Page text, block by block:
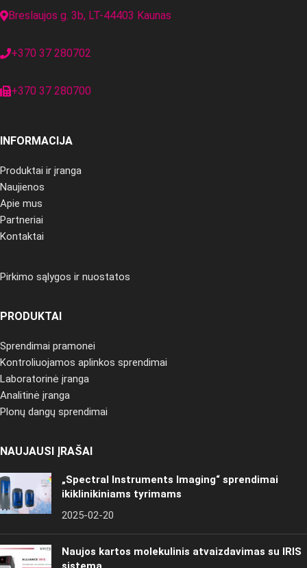
Breslaujos g. 3b, LT-44403 Kaunas
+370 37 280702
+370 37 280700
INFORMACIJA
Produktai ir įranga
Naujienos
Apie mus
Partneriai
Kontaktai
Pirkimo sąlygos ir nuostatos
PRODUKTAI
Sprendimai pramonei
Kontroliuojamos aplinkos sprendimai
Laboratorinė įranga
Analitinė įranga
Plonų dangų sprendimai
NAUJAUSI ĮRAŠAI
„Spectral Instruments Imaging“ sprendimai
ikiklinikiniams tyrimams
2025-02-20
Naujos kartos molekulinis atvaizdavimas su IRIS